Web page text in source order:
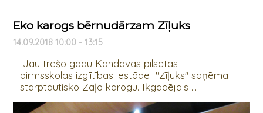
Eko karogs bērnudārzam Zīļuks
14.09.2018 10:00 - 13:15
Jau trešo gadu Kandavas pilsētas
pirmsskolas izglītības iestāde "Zīļuks" saņēma
starptautisko Zaļo karogu. Ikgadējais ...